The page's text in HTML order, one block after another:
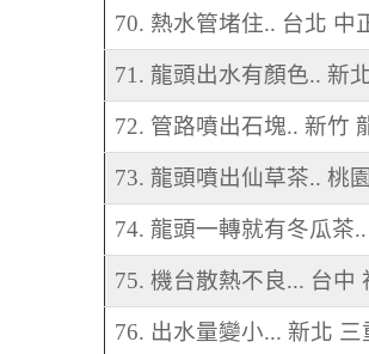
70. 熱水管堵住.. 台北 中
71. 龍頭出水有顏色.. 新
72. 管路噴出石塊.. 新竹
73. 龍頭噴出仙草茶.. 桃
74. 龍頭一轉就有冬瓜茶
75. 機台散熱不良... 台中
76. 出水量變小... 新北